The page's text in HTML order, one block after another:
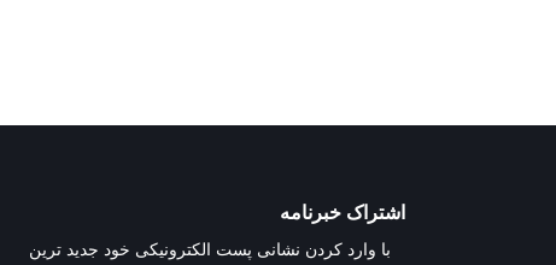
اشتراک خبرنامه
با وارد کردن نشانی پست الکترونیکی خود جدید ترین